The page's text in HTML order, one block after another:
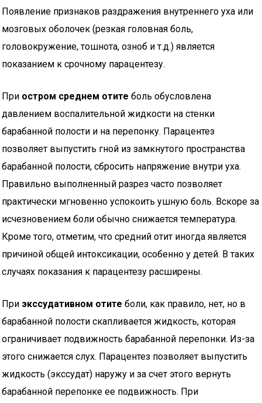
Появление признаков раздражения внутреннего уха или
мозговых оболочек (резкая головная боль,
головокружение, тошнота, озноб и т.д.) является
показанием к срочному парацентезу.
При остром среднем отите боль обусловлена
давлением воспалительной жидкости на стенки
барабанной полости и на перепонку. Парацентез
позволяет выпустить гной из замкнутого пространства
барабанной полости, сбросить напряжение внутри уха.
Правильно выполненный разрез часто позволяет
практически мгновенно успокоить ушную боль. Вскоре за
исчезновением боли обычно снижается температура.
Кроме того, отметим, что средний отит иногда является
причиной общей интоксикации, особенно у детей. В таких
случаях показания к парацентезу расширены.
При экссудативном отите боли, как правило, нет, но в
барабанной полости скапливается жидкость, которая
ограничивает подвижность барабанной перепонки. Из-за
этого снижается слух. Парацентез позволяет выпустить
жидкость (экссудат) наружу и за счет этого вернуть
барабанной перепонке ее подвижность. При